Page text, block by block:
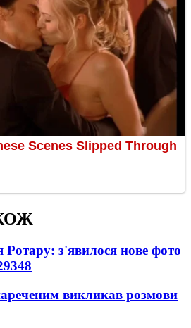
Ротару: з'явилося нове фото
викликав розмови